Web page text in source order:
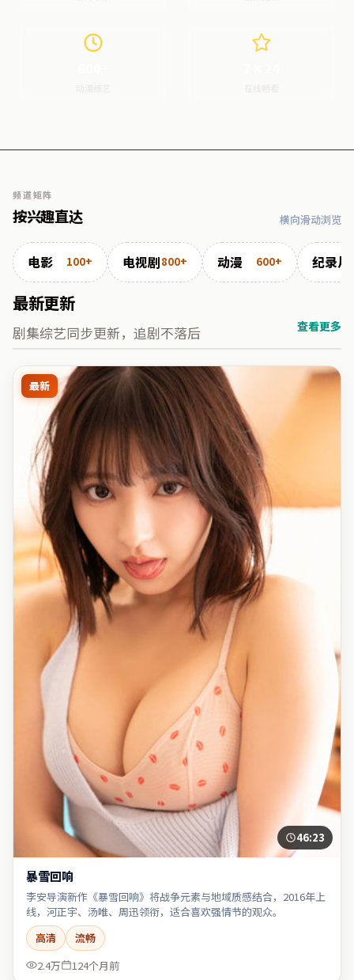
频道矩阵
按兴趣直达 横向滑动浏览
电影 100+ 电视剧800+ 动漫 600+ 纪录片
最新更新
剧集综艺同步更新，追剧不落后 查看更多
最新
46:23
暴雪回响
李安导演新作《暴雪回响》将战争元素与地域质感结合，2016年上
线，河正宇、汤唯、周迅领衔，适合喜欢强情节的观众。
高清
流畅
2.4万
124个月前